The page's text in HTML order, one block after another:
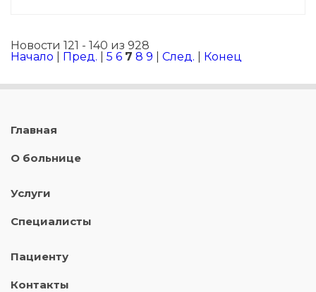
Новости 121 - 140 из 928
Начало
Пред. 5 6 7 8 9 След. Конец
Главная
О больнице
Услуги
Специалисты
Пациенту
Контакты